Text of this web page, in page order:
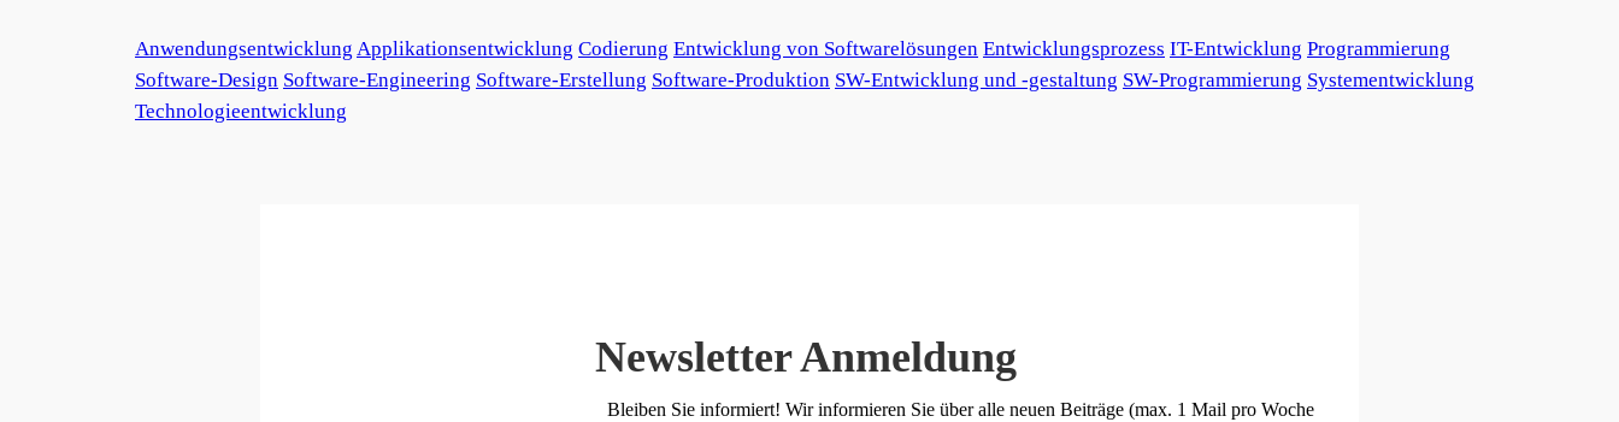
Anwendungsentwicklung Applikationsentwicklung Codierung Entwicklung von Softwarelösungen Entwicklungsprozess IT-Entwicklung Programmierung
Software-Design Software-Engineering Software-Erstellung Software-Produktion SW-Entwicklung und -gestaltung SW-Programmierung Systementwicklung
Technologieentwicklung
Newsletter Anmeldung
Bleiben Sie informiert! Wir informieren Sie über alle neuen Beiträge (max. 1 Mail pro Woche